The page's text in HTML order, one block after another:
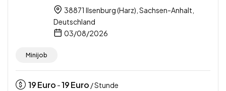
38871 Ilsenburg (Harz), Sachsen-Anhalt,
Deutschland
03/08/2026
Minijob
19Euro -19Euro / Stunde